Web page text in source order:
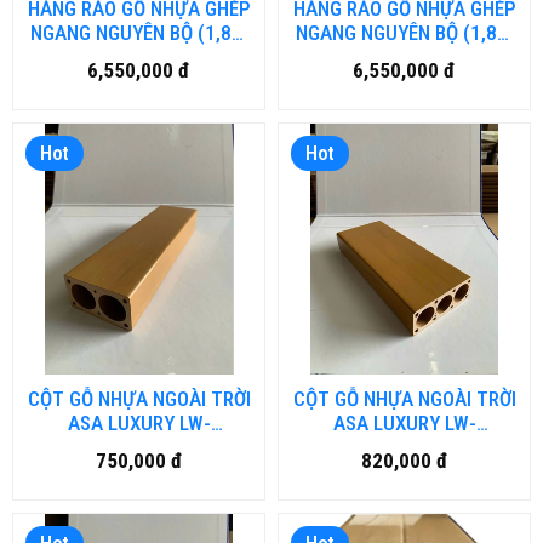
HÀNG RÀO GỖ NHỰA GHÉP
NGANG NGUYÊN BỘ (1,8m
x1,8m) MÀU TEAK
6,550,000 đ
HÀNG RÀO GỖ NHỰA GHÉP
NGANG NGUYÊN BỘ (1,8m
x1,8m)
6,550,000 đ
Hot
CỘT GỖ NHỰA NGOÀI TRỜI
ASA LUXURY LW-
LU70H40.DN
750,000 đ
Hot
CỘT GỖ NHỰA NGOÀI TRỜI
ASA LUXURY LW-
LU100H40.DN
820,000 đ